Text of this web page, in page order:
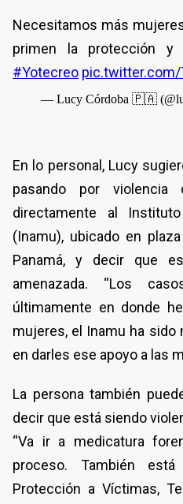
Necesitamos más
primen la protección
#Yotecreo pic.twitter.com/
— Lucy Córdoba 🇵🇦
En lo personal, Lucy
pasando por violencia
directamente al
(Inamu), ubicado en
Panamá, y decir que
amenazada. “Los
últimamente en donde
mujeres, el Inamu ha
en darles ese apoyo a las
La persona también
decir que está siendo
“Va ir a medicatura
proceso. También
Protección a Víctimas,